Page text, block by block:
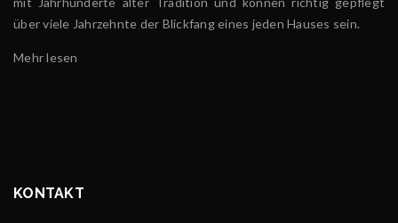
über viele Jahrzehnte der Blickfang eines jeden Hauses sein.
Mehr lesen
KONTAKT